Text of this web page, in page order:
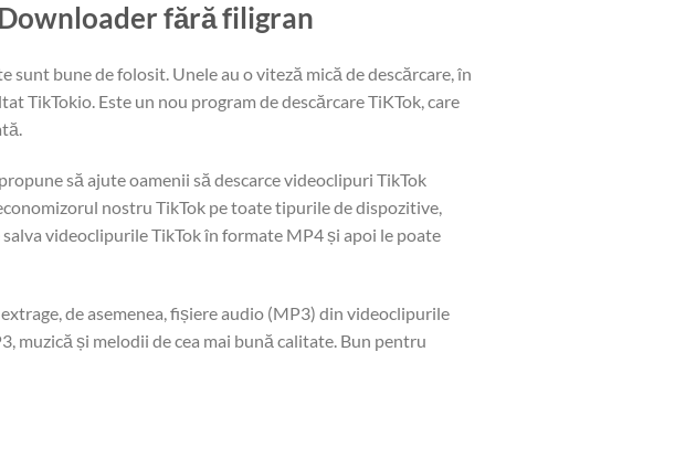
fără filigran
bune de folosit. Unele au o viteză mică de descărcare, în
TikTokio. Este un nou program de descărcare TiKTok, care
să ajute oamenii să descarce videoclipuri TikTok
nostru TikTok pe toate tipurile de dispozitive,
videoclipurile TikTok în formate MP4 și apoi le poate
de asemenea, fișiere audio (MP3) din videoclipurile
muzică și melodii de cea mai bună calitate. Bun pentru